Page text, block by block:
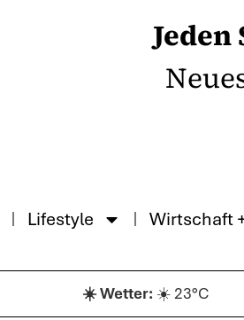
Jeden
Lifestyle Wirtschaft
☀️ 23°C